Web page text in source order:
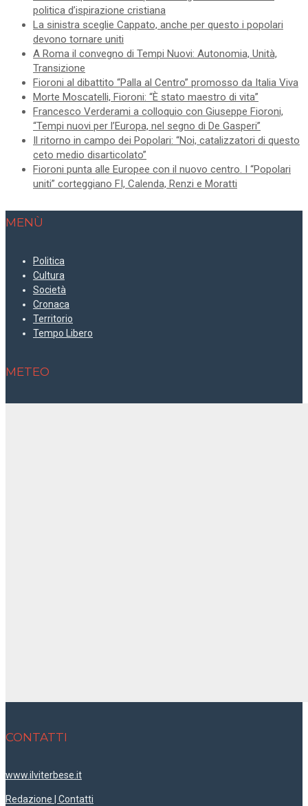
politica d’ispirazione cristiana
La sinistra sceglie Cappato, anche per questo i popolari
devono tornare uniti
A Roma il convegno di Tempi Nuovi: Autonomia, Unità,
Transizione
Fioroni al dibattito “Palla al Centro” promosso da Italia Viva
Morte Moscatelli, Fioroni: “È stato maestro di vita”
Francesco Verderami a colloquio con Giuseppe Fioroni,
“Tempi nuovi per l’Europa, nel segno di De Gasperi”
Il ritorno in campo dei Popolari: “Noi, catalizzatori di questo
ceto medio disarticolato”
Fioroni punta alle Europee con il nuovo centro. I “Popolari
uniti” corteggiano FI, Calenda, Renzi e Moratti
MENÙ
Politica
Cultura
Società
Cronaca
Territorio
Tempo Libero
METEO
CONTATTI
www.ilviterbese.it
Redazione | Contatti